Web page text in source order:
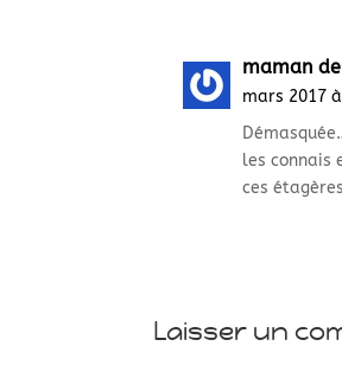
maman
mars 2017
les connais
ces
Laisser un